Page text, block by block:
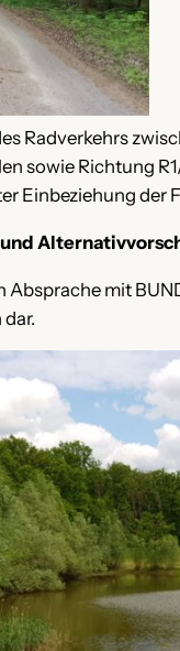
Radverkehrs
sowie Richtung
Einbeziehung der
Absprache mit